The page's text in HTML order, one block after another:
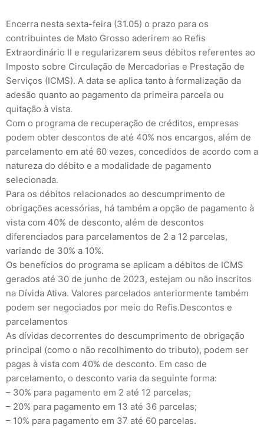
Encerra nesta sexta-feira (31.05) o prazo para os
contribuintes de Mato Grosso aderirem ao Refis
Extraordinário II e regularizarem seus débitos referentes ao
Imposto sobre Circulação de Mercadorias e Prestação de
Serviços (ICMS). A data se aplica tanto à formalização da
adesão quanto ao pagamento da primeira parcela ou
quitação à vista.
Com o programa de recuperação de créditos, empresas
podem obter descontos de até 40% nos encargos, além de
parcelamento em até 60 vezes, concedidos de acordo com a
natureza do débito e a modalidade de pagamento
selecionada.
Para os débitos relacionados ao descumprimento de
obrigações acessórias, há também a opção de pagamento à
vista com 40% de desconto, além de descontos
diferenciados para parcelamentos de 2 a 12 parcelas,
variando de 30% a 10%.
Os benefícios do programa se aplicam a débitos de ICMS
gerados até 30 de junho de 2023, estejam ou não inscritos
na Dívida Ativa. Valores parcelados anteriormente também
podem ser negociados por meio do Refis.Descontos e
parcelamentos
As dívidas decorrentes do descumprimento de obrigação
principal (como o não recolhimento do tributo), podem ser
pagas à vista com 40% de desconto. Em caso de
parcelamento, o desconto varia da seguinte forma:
– 30% para pagamento em 2 até 12 parcelas;
– 20% para pagamento em 13 até 36 parcelas;
– 10% para pagamento em 37 até 60 parcelas.